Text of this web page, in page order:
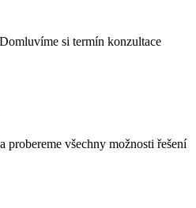
si termín konzultace
probereme všechny možnosti řešení